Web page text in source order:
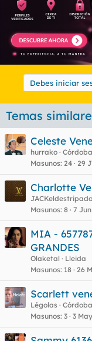
Debes iniciar
Temas
Celeste
hurrako Córdoba
Masunos 24 29
Charlotte
Masunos 8 7
MIA -
GRANDES
Olaketal
Lleida
Masunos 18 26
Scarlett
Légolas Córdoba
Masunos 3 3